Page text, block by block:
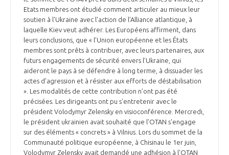
Etats membres ont étudié comment articuler au mieux leur
soutien à l'Ukraine avec l'action de l'Alliance atlantique, à
laquelle Kiev veut adhérer. Les Européens affirment, dans
leurs conclusions, que « l’Union européenne et les États
membres sont prêts à contribuer, avec leurs partenaires, aux
futurs engagements de sécurité envers l’Ukraine, qui
aideront le pays à se défendre à long terme, à dissuader les
actes d’agression et à résister aux efforts de déstabilisation
». Les modalités de cette contribution n’ont pas été
précisées. Les dirigeants ont pu s'entretenir avec le
président Volodymyr Zelensky en visioconférence. Mercredi,
le président ukrainien avait souhaité que l'OTAN s'engage
sur des éléments « concrets » à Vilnius. Lors du sommet de la
Communauté politique européenne, à Chisinau le 1er juin,
Volodymyr Zelensky avait demandé une adhésion à l'OTAN